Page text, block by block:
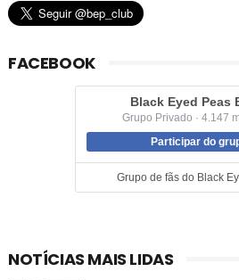
FACEBOOK
Black Eyed Peas
Grupo Privado · 4.147
Participar do
Grupo de fãs do Black
NOTÍCIAS MAIS LIDAS